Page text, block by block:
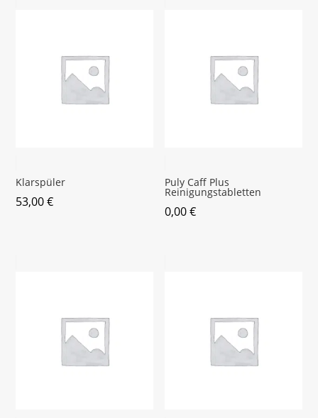
Klarspüler
53,00€
Puly Caff Plus
Reinigungstabletten
0,00€